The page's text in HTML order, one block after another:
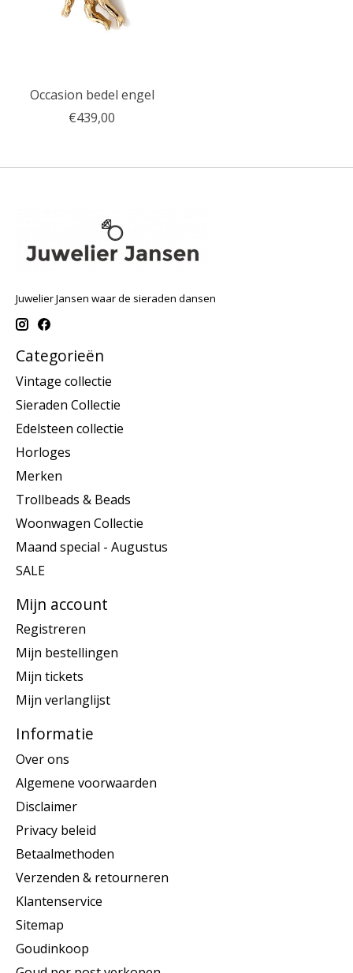
Occasion bedel engel
€439,00
Juwelier Jansen waar de sieraden dansen
Categorieën
Vintage collectie
Sieraden Collectie
Edelsteen collectie
Horloges
Merken
Trollbeads & Beads
Woonwagen Collectie
Maand special - Augustus
SALE
Mijn account
Registreren
Mijn bestellingen
Mijn tickets
Mijn verlanglijst
Informatie
Over ons
Algemene voorwaarden
Disclaimer
Privacy beleid
Betaalmethoden
Verzenden & retourneren
Klantenservice
Sitemap
Goudinkoop